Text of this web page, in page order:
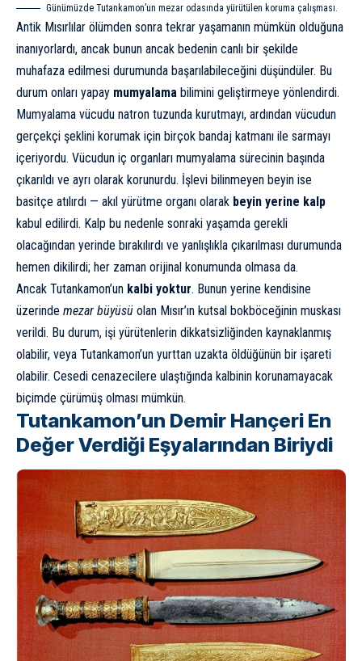
Günümüzde Tutankamon’un mezar odasında yürütülen koruma çalışması.
Antik Mısırlılar ölümden sonra tekrar yaşamanın mümkün olduğuna
inanıyorlardı, ancak bunun ancak bedenin canlı bir şekilde
muhafaza edilmesi durumunda başarılabileceğini düşündüler. Bu
durum onları yapay mumyalama bilimini geliştirmeye yönlendirdi.
Mumyalama vücudu natron tuzunda kurutmayı, ardından vücudun
gerçekçi şeklini korumak için birçok bandaj katmanı ile sarmayı
içeriyordu. Vücudun iç organları mumyalama sürecinin başında
çıkarıldı ve ayrı olarak korunurdu. İşlevi bilinmeyen beyin ise
basitçe atılırdı — akıl yürütme organı olarak beyin yerine kalp
kabul edilirdi. Kalp bu nedenle sonraki yaşamda gerekli
olacağından yerinde bırakılırdı ve yanlışlıkla çıkarılması durumunda
hemen dikilirdi; her zaman orijinal konumunda olmasa da.
Ancak Tutankamon’un kalbi yoktur. Bunun yerine kendisine
üzerinde mezar büyüsü olan Mısır’ın kutsal bokböceğinin muskası
verildi. Bu durum, işi yürütenlerin dikkatsizliğinden kaynaklanmış
olabilir, veya Tutankamon’un yurttan uzakta öldüğünün bir işareti
olabilir. Cesedi cenazecilere ulaştığında kalbinin korunamayacak
biçimde çürümüş olması mümkün.
Tutankamon’un Demir Hançeri En
Değer Verdiği Eşyalarından Biriydi